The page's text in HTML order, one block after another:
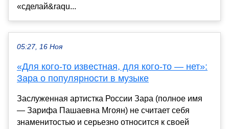
«сделай&raqu...
05:27, 16 Ноя
«Для кого-то известная, для кого-то — нет»:
Зара о популярности в музыке
Заслуженная артистка России Зара (полное имя
— Зарифа Пашаевна Мгоян) не считает себя
знаменитостью и серьезно относится к своей